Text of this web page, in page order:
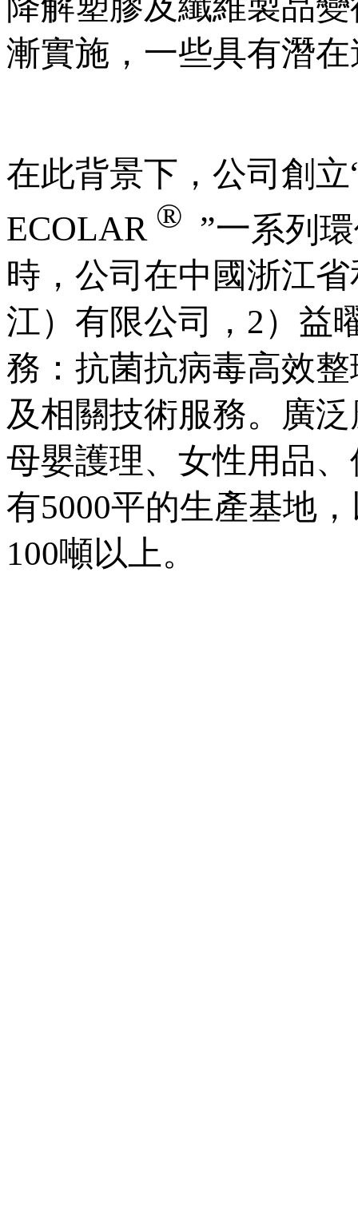
漸實施，一些具有潛
在此背景下，公司創立
ECOLAR ® ”一系列
時，公司在中國浙江
江）有限公司，2）益
務：抗菌抗病毒高效
及相關技術服務。廣
母嬰護理、女性用品
有5000平的生產基地
100噸以上。